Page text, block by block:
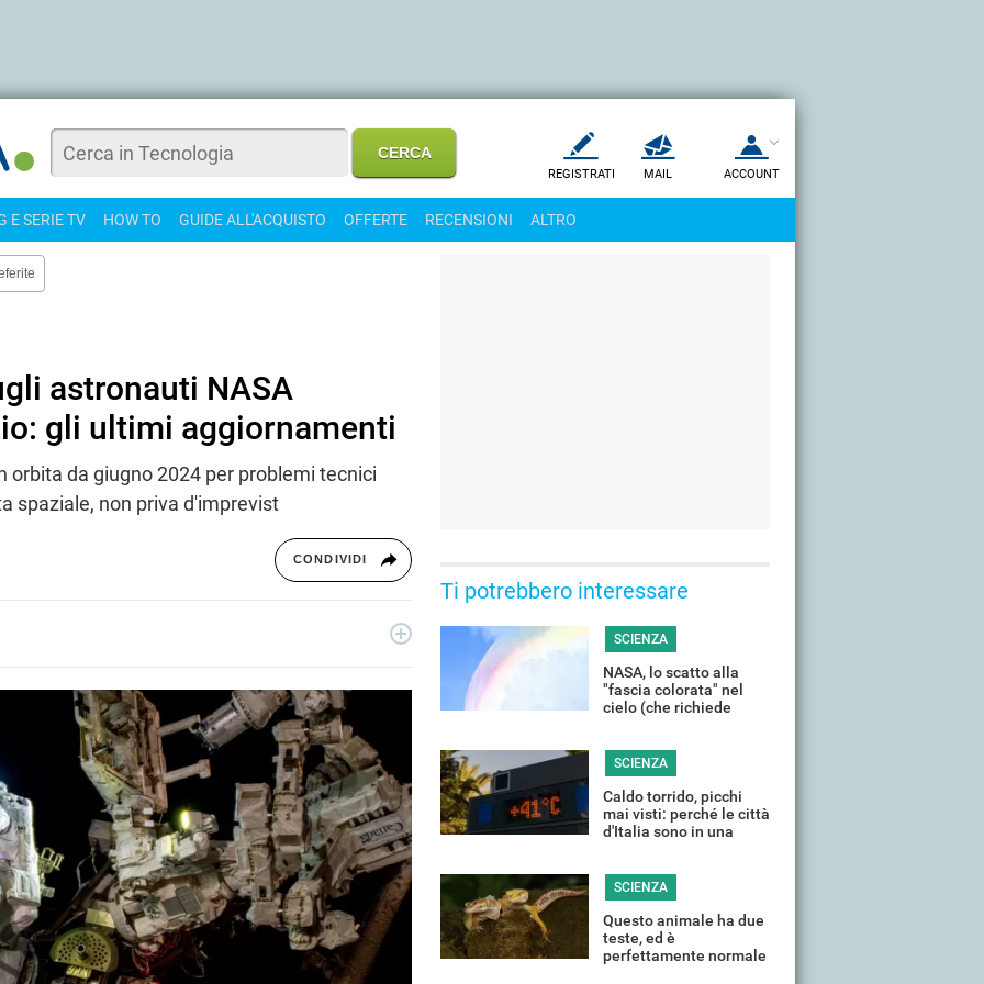
REGISTRATI MAIL ACCOUNT
E SERIE TV HOW TO GUIDE ALL'ACQUISTO OFFERTE RECENSIONI ALTRO
astronauti NASA
gli ultimi aggiornamenti
orbita da giugno 2024 per problemi tecnici
spaziale, non priva d'imprevist
CONDIVIDI
Ti potrebbero interessare
SCIENZA
NASA, lo scatto alla
"fascia colorata" nel
cielo (che richiede
SCIENZA
Caldo torrido, picchi
mai visti: perché le città
d'Italia sono in una
SCIENZA
Questo animale ha due
teste, ed è
perfettamente normale